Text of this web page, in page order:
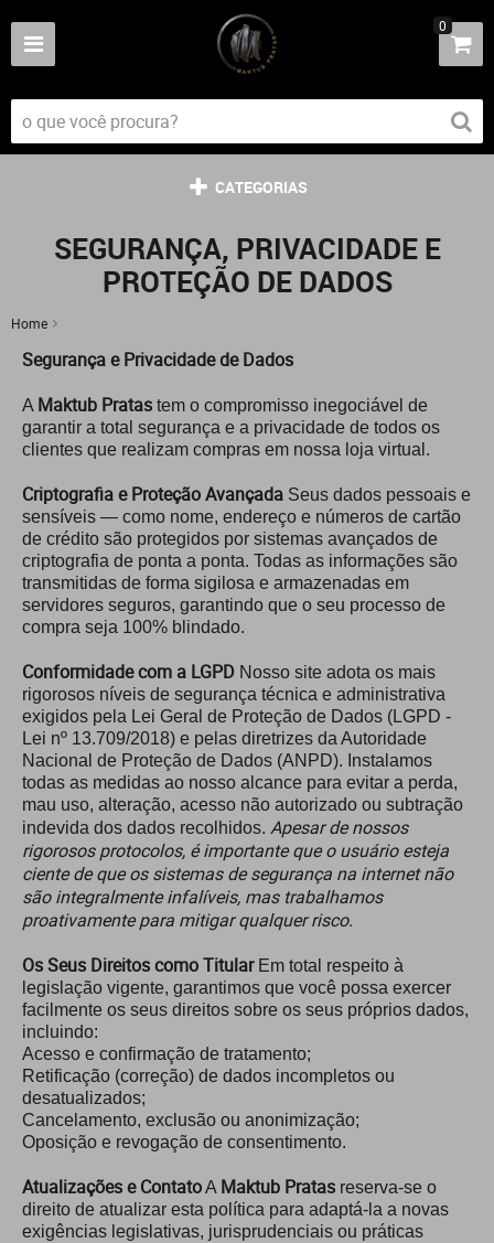
0
CATEGORIAS
SEGURANÇA, PRIVACIDADE E
PROTEÇÃO DE DADOS
Home
Segurança e Privacidade de Dados
A Maktub Pratas tem o compromisso inegociável de
garantir a total segurança e a privacidade de todos os
clientes que realizam compras em nossa loja virtual.
Criptografia e Proteção Avançada Seus dados pessoais e
sensíveis — como nome, endereço e números de cartão
de crédito são protegidos por sistemas avançados de
criptografia de ponta a ponta. Todas as informações são
transmitidas de forma sigilosa e armazenadas em
servidores seguros, garantindo que o seu processo de
compra seja 100% blindado.
Conformidade com a LGPD Nosso site adota os mais
rigorosos níveis de segurança técnica e administrativa
exigidos pela Lei Geral de Proteção de Dados (LGPD -
Lei nº 13.709/2018) e pelas diretrizes da Autoridade
Nacional de Proteção de Dados (ANPD). Instalamos
todas as medidas ao nosso alcance para evitar a perda,
mau uso, alteração, acesso não autorizado ou subtração
indevida dos dados recolhidos. Apesar de nossos
rigorosos protocolos, é importante que o usuário esteja
ciente de que os sistemas de segurança na internet não
são integralmente infalíveis, mas trabalhamos
proativamente para mitigar qualquer risco.
Os Seus Direitos como TitularEm total respeito à
legislação vigente, garantimos que você possa exercer
facilmente os seus direitos sobre os seus próprios dados,
incluindo:
Acesso e confirmação de tratamento;
Retificação (correção) de dados incompletos ou
desatualizados;
Cancelamento, exclusão ou anonimização;
Oposição e revogação de consentimento.
Atualizações e ContatoA Maktub Pratas reserva-se o
direito de atualizar esta política para adaptá-la a novas
exigências legislativas, jurisprudenciais ou práticas